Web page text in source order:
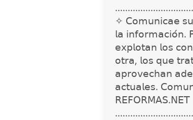
✧ 𝖢𝗈𝗆𝗎𝗇𝗂𝖼𝖺𝖾
𝗅𝖺
𝖾𝗑𝗉𝗅𝗈𝗍𝖺𝗇 𝗅𝗈𝗌
𝗈𝗍𝗋𝖺, 𝗅𝗈𝗌 𝗊𝗎𝖾
𝖺𝗉𝗋𝗈𝗏𝖾𝖼𝗁𝖺𝗇
𝖺𝖼𝗍𝗎𝖺𝗅𝖾𝗌.
𝖱𝖤𝖥𝖮𝖱𝖬𝖠𝖲.𝖭𝖤𝖳